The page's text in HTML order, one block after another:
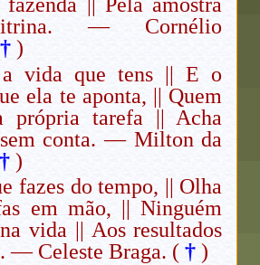
— Cornélio
)
vida que tens || E o
ela te aponta, || Quem
própria tarefa || Acha
conta. — Milton da
)
fazes do tempo, || Olha
em mão, || Ninguém
vida || Aos resultados
— Celeste Braga. († )